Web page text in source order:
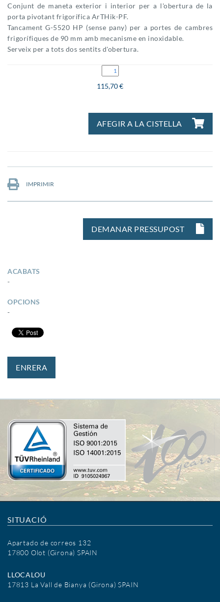
Conjunt de maneta exterior i interior per a l'obertura de la
porta pivotant frigorífica ArTHik-PF.
Tancament G-5520 HP (sense pany) per a portes de cambres
frigorífiques de 90 mm amb mecanisme en inoxidable.
Serveix per a tots dos sentits d'obertura.
115,70 €
AFEGIR A LA CISTELLA
IMPRIMIR
DEMANAR PRESSUPOST
ACABATS
-
OPCIONS
-
ENRERA
SITUACIÓ
Apartado de correos 132
17800 Olot (Girona) SPAIN
LLOCALOU
17813 La Vall de Bianya (Girona) SPAIN